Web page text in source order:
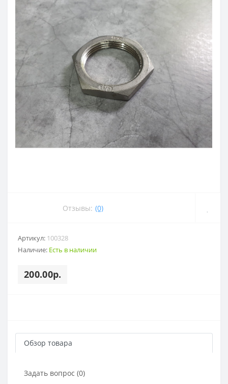
Отзывы: (0)
Артикул: 100328
Наличие: Есть в наличии
200.00р.
Обзор товара
Задать вопрос (0)